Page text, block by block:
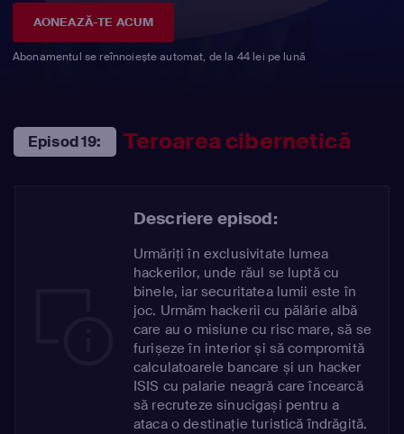
AONEAZĂ-TE ACUM
Abonamentul se reînnoiește automat, de la 44 lei pe lună
Episod 19: Teroarea cibernetică
Descriere episod:
Urmăriți în exclusivitate lumea
hackerilor, unde răul se luptă cu
binele, iar securitatea lumii este în
joc. Urmăm hackerii cu pălărie albă
care au o misiune cu risc mare, să se
furișeze în interior și să compromită
calculatoarele bancare și un hacker
ISIS cu palarie neagră care încearcă
să recruteze sinucigași pentru a
ataca o destinație turistică îndrăgită.